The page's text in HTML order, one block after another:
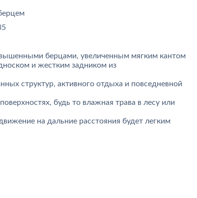
берцами, увеличенным мягким кантом
и жестким задником из
структур, активного отдыха и повседневной
будь то влажная трава в лесу или
на дальние расстояния будет легким